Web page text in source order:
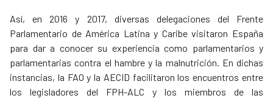
Así, en 2016 y 2017, diversas delegaciones del Frente
Parlamentario de América Latina y Caribe visitaron España
para dar a conocer su experiencia como parlamentarios y
parlamentarias contra el hambre y la malnutrición. En dichas
instancias, la FAO y la AECID facilitaron los encuentros entre
los legisladores del FPH-ALC y los miembros de las